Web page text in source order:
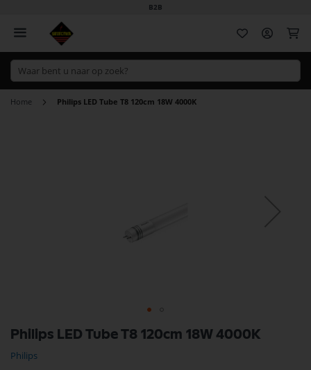
B2B
Home Philips LED Tube T8 120cm 18W 4000K
Philips LED Tube T8 120cm 18W 4000K
Philips
naar
het
begin